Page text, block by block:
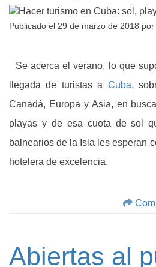
Publicado el 29 de marzo de 2018 por
Se acerca el verano, lo que
llegada de turistas a Cuba,
Canadá, Europa y Asia, en
playas y de esa cuota de sol
balnearios de la Isla les esperan
hotelera de excelencia.
Abiertas al